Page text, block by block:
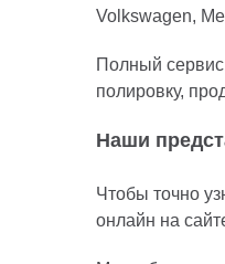
Volkswagen,
Полный
полировку,
Наши
Чтобы точно
онлайн на